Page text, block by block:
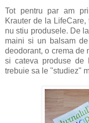
Tot pentru par am
Krauter de la
nu stiu produsele. De
maini si un balsam
deodorant, o crema de
si cateva produse de
trebuie sa le "studiez"